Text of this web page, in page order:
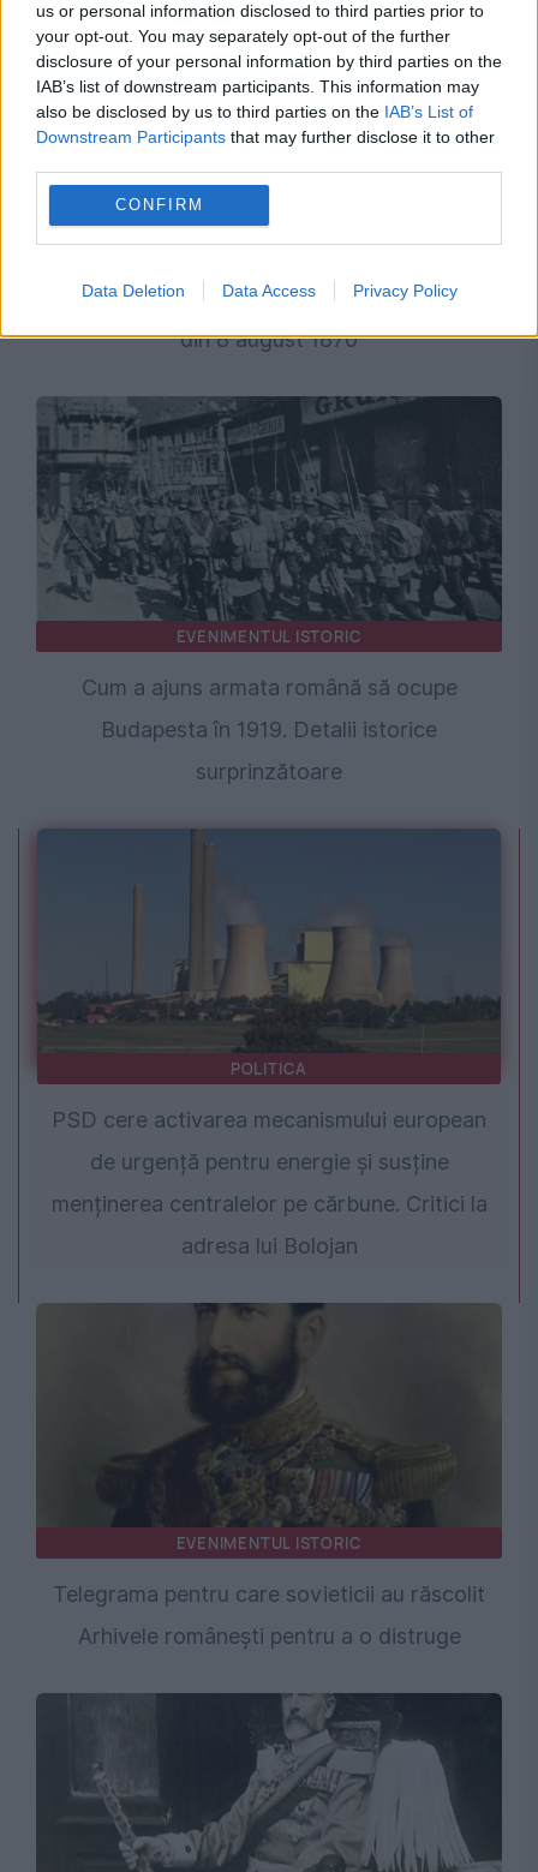
us or personal information disclosed to third parties prior to
your opt-out. You may separately opt-out of the further
disclosure of your personal information by third parties on the
IAB’s list of downstream participants. This information may
also be disclosed by us to third parties on the IAB’s List of
Downstream Participants that may further disclose it to other
CONFIRM
Data Deletion Data Access Privacy Policy
EVENIMENTUL ISTORIC
vrut să răstoarne un rege. Povestea revoluției
din 8 august 1870
EVENIMENTUL ISTORIC
Cum a ajuns armata română să ocupe
Budapesta în 1919. Detalii istorice
surprinzătoare
POLITICA
PSD cere activarea mecanismului european
de urgență pentru energie și susține
menținerea centralelor pe cărbune. Critici la
adresa lui Bolojan
EVENIMENTUL ISTORIC
Telegrama pentru care sovieticii au răscolit
Arhivele românești pentru a o distruge